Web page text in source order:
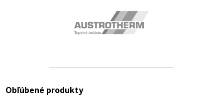
Obľúbené produkty